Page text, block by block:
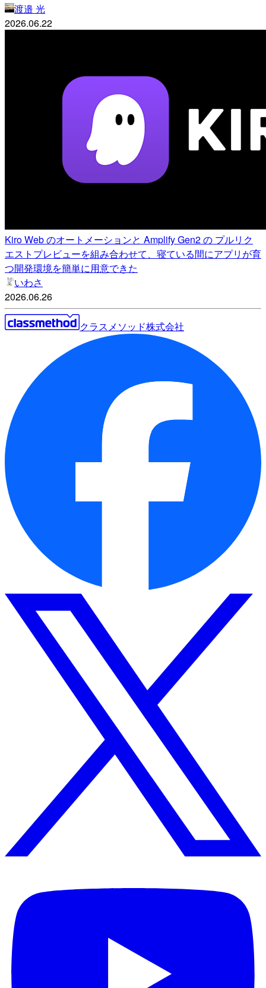
渡邉 光
2026.06.22
Kiro Web のオートメーションと Amplify Gen2 の プルリク
エストプレビューを組み合わせて、寝ている間にアプリが育
つ開発環境を簡単に用意できた
いわさ
2026.06.26
クラスメソッド株式会社